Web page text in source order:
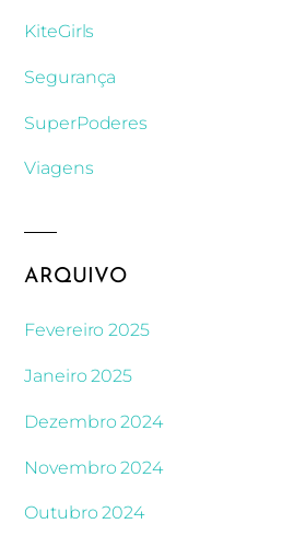
KiteGirls
Segurança
SuperPoderes
Viagens
ARQUIVO
Fevereiro 2025
Janeiro 2025
Dezembro 2024
Novembro 2024
Outubro 2024